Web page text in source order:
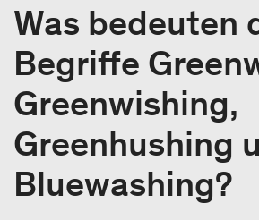
Was bedeuten
Begriffe
Greenwishing,
Greenhushing
Bluewashing?